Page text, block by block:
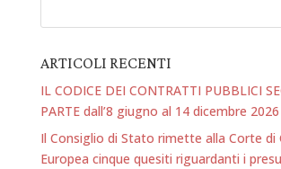
ARTICOLI RECENTI
IL CODICE DEI CONTRATTI PUBBLICI
PARTE dall’8 giugno al 14 dicembre 2026
Il Consiglio di Stato rimette alla Corte di
Europea cinque quesiti riguardanti i